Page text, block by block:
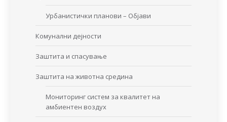
Урбанистички планови – Објави
Комунални дејности
Заштита и спасување
Заштита на животна средина
Мониторинг систем за квалитет на
амбиентен воздух